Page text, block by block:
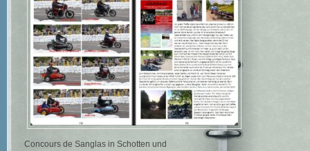
Concours de Sanglas in Schotten und